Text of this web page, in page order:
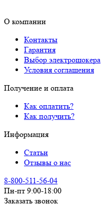
О компании
Контакты
Гарантия
Выбор электрошокера
Условия соглашения
Получение и оплата
Как оплатить?
Как получить?
Информация
Статьи
Отзывы о нас
8-800-511-56-04
Пн-пт 9:00-18:00
Заказать звонок